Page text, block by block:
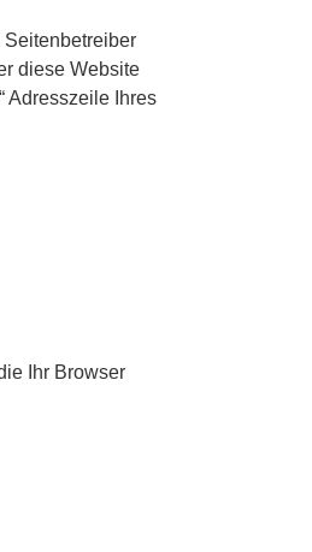
diese Website
Adresszeile Ihres
Ihr Browser